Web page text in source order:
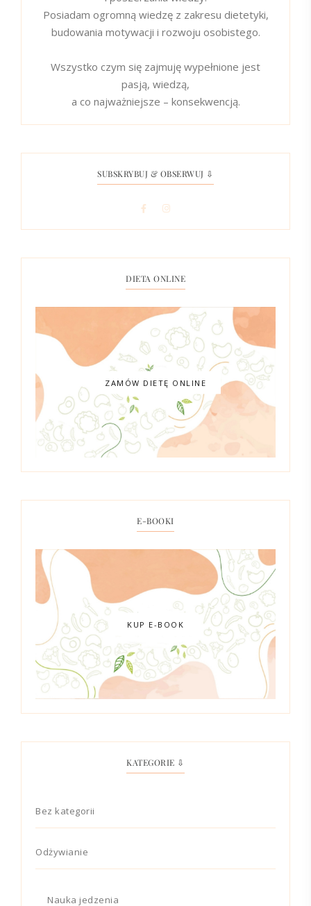
Posiadam ogromną wiedzę z zakresu dietetyki,
budowania motywacji i rozwoju osobistego.
Wszystko czym się zajmuję wypełnione jest
pasją, wiedzą,
a co najważniejsze – konsekwencją.
SUBSKRYBUJ & OBSERWUJ ⇩
DIETA ONLINE
ZAMÓW DIETĘ ONLINE
E-BOOKI
KUP E-BOOK
KATEGORIE ⇩
Bez kategorii
Odżywianie
Nauka jedzenia